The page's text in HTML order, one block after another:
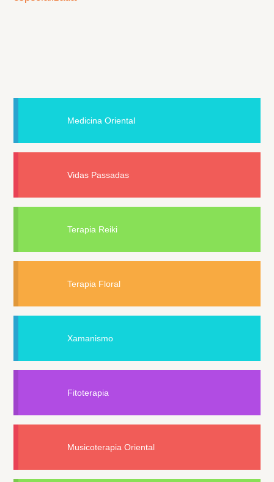
Medicina Oriental
Vidas Passadas
Terapia Reiki
Terapia Floral
Xamanismo
Fitoterapia
Musicoterapia Oriental